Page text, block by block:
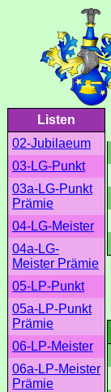
Listen
02-Jubilaeum
03-LG-Punkt
03a-LG-Punkt
Prämie
04-LG-Meister
04a-LG-
Meister Prämie
05-LP-Punkt
05a-LP-Punkt
Prämie
06-LP-Meister
06a-LP-Meister
Prämie